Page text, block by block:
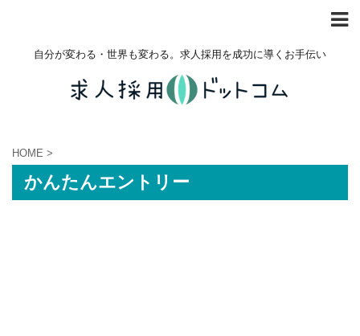
自分が変わる・世界も変わる。求人採用を成功に導くお手伝い
HOME >
かんたんエントリー